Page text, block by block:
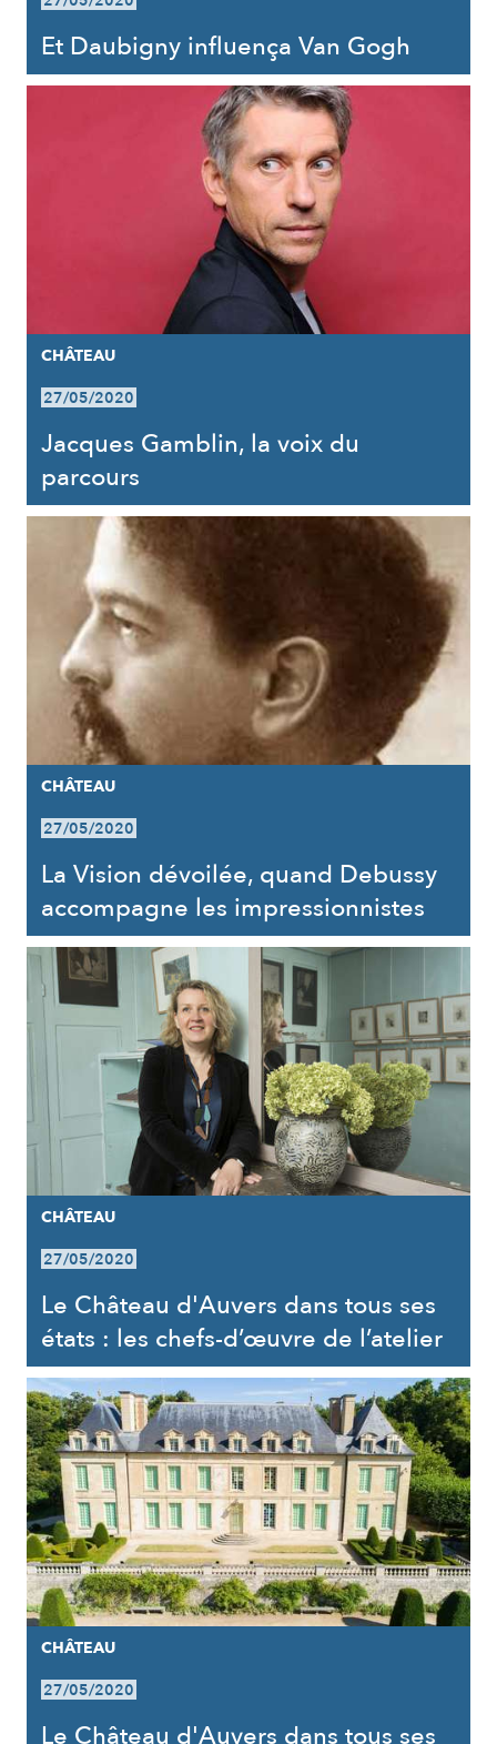
Et Daubigny influença Van Gogh
CHÂTEAU
27/05/2020
Jacques Gamblin, la voix du
parcours
CHÂTEAU
27/05/2020
La Vision dévoilée, quand Debussy
accompagne les impressionnistes
CHÂTEAU
27/05/2020
Le Château d'Auvers dans tous ses
états : les chefs-d’œuvre de l’atelier
CHÂTEAU
27/05/2020
Le Château d'Auvers dans tous ses